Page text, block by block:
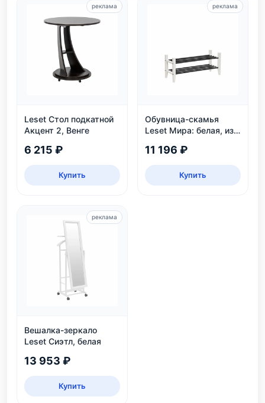
Leset Стол подкатной
Акцент 2, Венге
6 215 ₽
Купить
реклама
Обувница-скамья
Leset Мира: белая, из
яруса, до 6 пар
11 196 ₽
Купить
реклама
Вешалка-зеркало
Leset Сиэтл, белая
13 953 ₽
Купить
реклама